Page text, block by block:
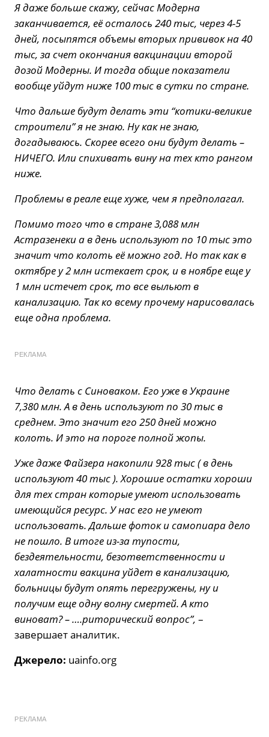
Я даже больше скажу, сейчас Модерна
заканчивается, её осталось 240 тыс, через 4-5
дней, посыпятся объемы вторых прививок на 40
тыс, за счет окончания вакцинации второй
дозой Модерны. И тогда общие показатели
вообще уйдут ниже 100 тыс в сутки по стране.
Что дальше будут делать эти “котики-великие
строители” я не знаю. Ну как не знаю,
догадываюсь. Скорее всего они будут делать –
НИЧЕГО. Или спихивать вину на тех кто рангом
ниже.
Проблемы в реале еще хуже, чем я предполагал.
Помимо того что в стране 3,088 млн
Астразенеки а в день используют по 10 тыс это
значит что колоть её можно год. Но так как в
октябре у 2 млн истекает срок, и в ноябре еще у
1 млн истечет срок, то все выльют в
канализацию. Так ко всему прочему нарисовалась
еще одна проблема.
РЕКЛАМА
Что делать с Синоваком. Его уже в Украине
7,380 млн. А в день используют по 30 тыс в
среднем. Это значит его 250 дней можно
колоть. И это на пороге полной жопы.
Уже даже Файзера накопили 928 тыс ( в день
используют 40 тыс ). Хорошие остатки хороши
для тех стран которые умеют использовать
имеющийся ресурс. У нас его не умеют
использовать. Дальше фоток и самопиара дело
не пошло. В итоге из-за тупости,
бездеятельности, безответственности и
халатности вакцина уйдет в канализацию,
больницы будут опять перегружены, ну и
получим еще одну волну смертей. А кто
виноват? – ….риторический вопрос”, –
завершает аналитик.
Джерело: uainfo.org
РЕКЛАМА